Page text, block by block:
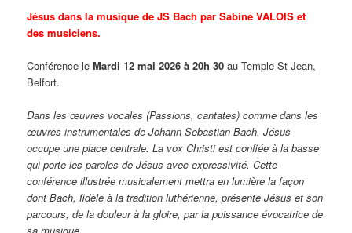
Jésus dans la musique de JS Bach par Sabine VALOIS et
des musiciens.
Conférence leMardi 12 mai 2026 à 20h 30au Temple St Jean,
Belfort.
Dans les œuvres vocales (Passions, cantates) comme dans les
œuvres instrumentales de Johann Sebastian Bach, Jésus
occupe une place centrale. La vox Christi est confiée à la basse
qui porte les paroles de Jésus avec expressivité. Cette
conférence illustrée musicalement mettra en lumière la façon
dont Bach, fidèle à la tradition luthérienne, présente Jésus et son
parcours, de la douleur à la gloire, par la puissance évocatrice de